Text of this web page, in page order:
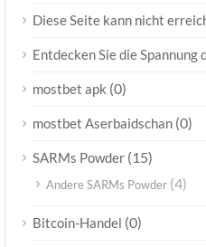
Diese Seite kann nicht
Entdecken Sie die Spannung
mostbet apk (0)
mostbet Aserbaidschan (0)
SARMs Powder (15)
Andere SARMs Powder (4)
Bitcoin-Handel (0)